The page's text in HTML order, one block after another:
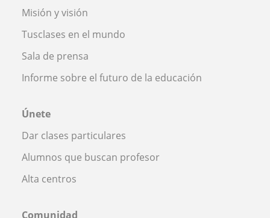
Misión y visión
Tusclases en el mundo
Sala de prensa
Informe sobre el futuro de la educación
Únete
Dar clases particulares
Alumnos que buscan profesor
Alta centros
Comunidad